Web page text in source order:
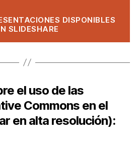
DISPONIBLES
SLIDESHARE
el uso de las
Commons en el
en alta resolución):